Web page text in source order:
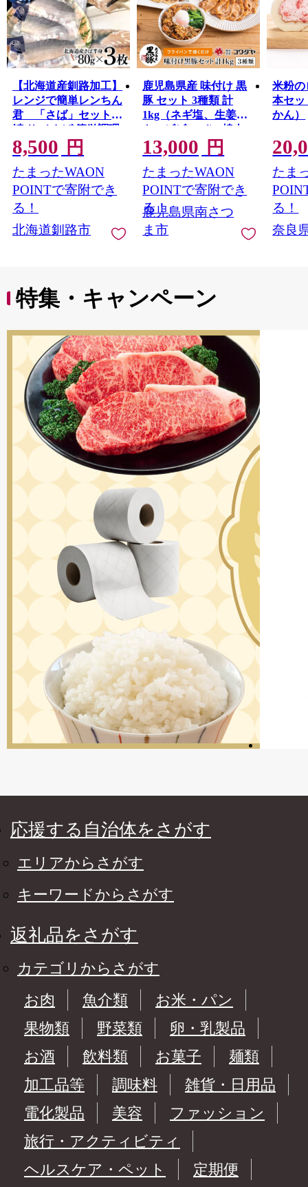
【北海道産釧路加工】
レンジで簡単レンちん
君 「さば」セット
鯖 サバ さば 簡単調理
レンジ おかず 調理済
時短 調理 F4F-9193
8,500 円
たまったWAON
POINTで寄附でき
る！
北海道釧路市
鹿児島県産 味付け 黒
豚 セット 3種類 計
1kg（ネギ塩、生姜焼
き、ビビンバ） 焼肉
総菜 おかず 簡単調理
お弁当 味付き ネギ塩
生姜焼き ビビンバ 小
分け 冷凍 国産 ロース
13,000 円
たまったWAON
POINTで寄附でき
る！
鹿児島県南さつ
ま市
米粉の
本セッ
かん）
たま
る！
奈良
特集・キャンペーン
応援する自治体をさがす
エリアからさがす
キーワードからさがす
返礼品をさがす
カテゴリからさがす
お肉
魚介類
お米・パン
果物類
野菜類
卵・乳製品
お酒
飲料類 お菓子
麺類
加工品等
調味料
雑貨・日用品
電化製品
美容
ファッション
旅行・アクティビティ
ヘルスケア・ペット
定期便